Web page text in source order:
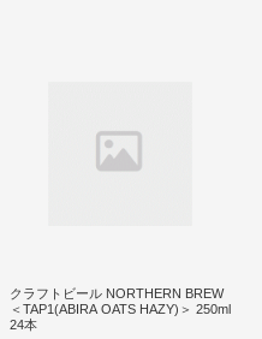
クラフトビール NORTHERN BREW
＜TAP1(ABIRA OATS HAZY)＞ 250ml
24本